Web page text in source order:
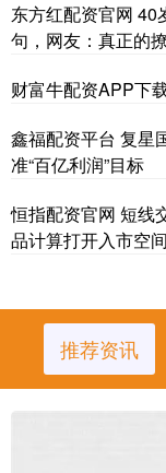
东方红配资官网 40
句，网友：真正的
财富牛配资APP下
鑫福配资平台 复星
准“百亿利润”目标
恒指配资官网 短线
品计算打开入市空间
推荐资讯